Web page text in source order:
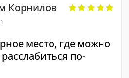
Корнилов
место, где можно
по-